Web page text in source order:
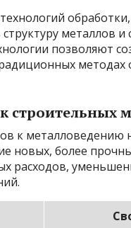
металлов
позволяют
методах
строительных
к металловедению
новых, более
расходов,